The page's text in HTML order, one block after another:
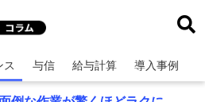
ス 与信 給与計算 導入事例